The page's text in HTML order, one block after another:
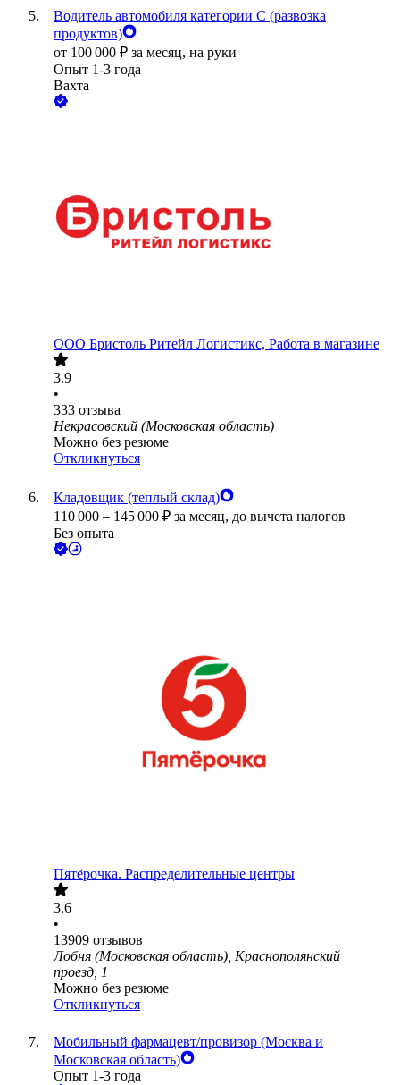
Водитель автомобиля категории C (развозка
продуктов)
от 100 000 ₽ за месяц, на руки
Опыт 1-3 года
Вахта
ООО Бристоль Ритейл Логистикс, Работа в магазине
3.9
•
333 отзыва
Некрасовский (Московская область)
Можно без резюме
Откликнуться
Кладовщик (теплый склад)
110 000 – 145 000 ₽ за месяц, до вычета налогов
Без опыта
Пятёрочка. Распределительные центры
3.6
•
13909 отзывов
Лобня (Московская область), Краснополянский
проезд, 1
Можно без резюме
Откликнуться
Мобильный фармацевт/провизор (Москва и
Московская область)
Опыт 1-3 года